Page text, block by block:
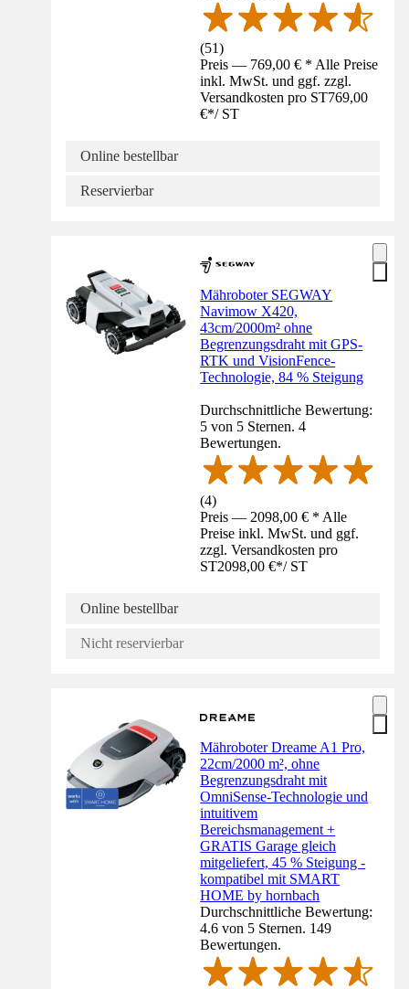
(51)
Preis — 769,00 € * Alle Preise
inkl. MwSt. und ggf. zzgl.
Versandkosten pro ST769,00
€*/ ST
Online bestellbar
Reservierbar
Mähroboter SEGWAY
Navimow X420,
43cm/2000m² ohne
Begrenzungsdraht mit GPS-
RTK und VisionFence-
Technologie, 84 % Steigung
Durchschnittliche Bewertung:
5 von 5 Sternen. 4
Bewertungen.
(4)
Preis — 2098,00 € * Alle
Preise inkl. MwSt. und ggf.
zzgl. Versandkosten pro
ST2098,00 €*/ ST
Online bestellbar
Nicht reservierbar
Mähroboter Dreame A1 Pro,
22cm/2000 m², ohne
Begrenzungsdraht mit
OmniSense-Technologie und
intuitivem
Bereichsmanagement +
GRATIS Garage gleich
mitgeliefert, 45 % Steigung -
kompatibel mit SMART
HOME by hornbach
Durchschnittliche Bewertung:
4.6 von 5 Sternen. 149
Bewertungen.